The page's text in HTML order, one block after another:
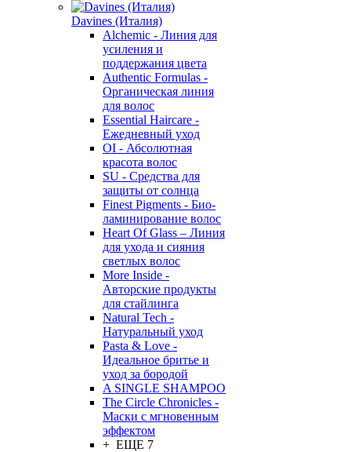
Davines (Италия)
Alchemic - Линия для
усиления и
поддержания цвета
Authentic Formulas -
Органическая линия
для волос
Essential Haircare -
Eжедневный уход
OI - Абсолютная
красота волос
SU - Средства для
защиты от солнца
Finest Pigments - Био-
ламинирование волос
Heart Of Glass – Линия
для ухода и сияния
светлых волос
More Inside -
Авторские продукты
для стайлинга
Natural Tech -
Натуральный уход
Pasta & Love -
Идеальное бритье и
уход за бородой
A SINGLE SHAMPOO
The Circle Chronicles -
Маски с мгновенным
эффектом
+ ЕЩЕ 7